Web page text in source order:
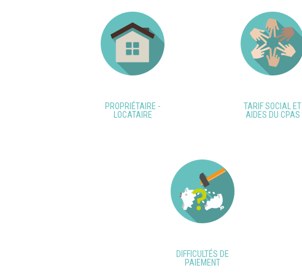
PROPRIÉTAIRE -
LOCATAIRE
TARIF SOCIAL ET
AIDES DU CPAS
DIFFICULTÉS DE
PAIEMENT